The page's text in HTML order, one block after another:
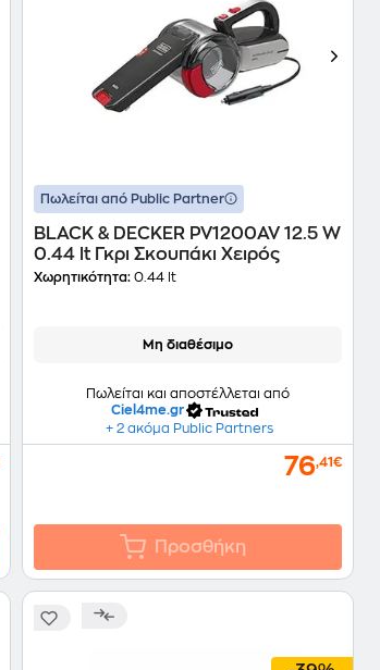
Πωλείται από Public Partner
BLACK & DECKER PV1200AV 12.5 W
0.44 lt Γκρι Σκουπάκι Χειρός
Χωρητικότητα:0.44 lt
Μη διαθέσιμο
Πωλείται και αποστέλλεται από
Ciel4me.gr
+ 2 ακόμα Public Partners
76,41€
Προσθήκη